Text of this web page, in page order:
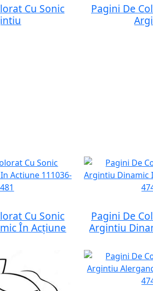
Cu Sonic
Pagini De
Cu Sonic
În Acțiune
Pagini De
Argintiu